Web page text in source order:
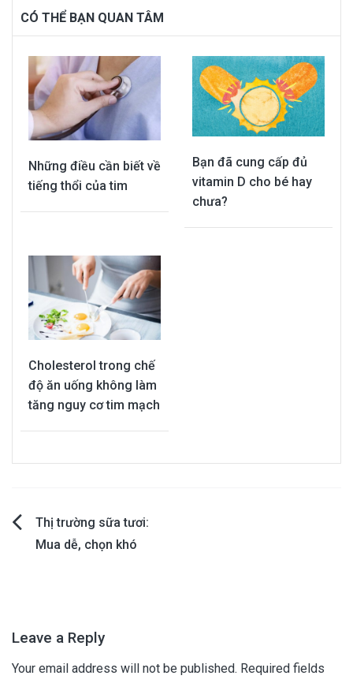
CÓ THỂ BẠN QUAN TÂM
Những điều cần biết về
tiếng thổi của tim
Bạn đã cung cấp đủ
vitamin D cho bé hay
chưa?
Cholesterol trong chế
độ ăn uống không làm
tăng nguy cơ tim mạch
Post
navigation
Thị trường sữa tươi:
Mua dễ, chọn khó
Leave a Reply
Your email address will not be published. Required fields